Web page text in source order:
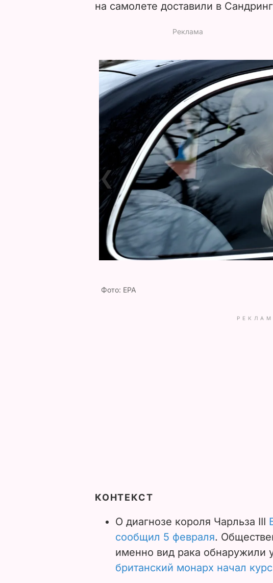
на самолете доставили в
Фото: ЕРА
❮
КОНТЕКСТ
О диагнозе короля Чарльза III
сообщил 5 февраля.
именно вид рака обнаружили
британский монарх начал